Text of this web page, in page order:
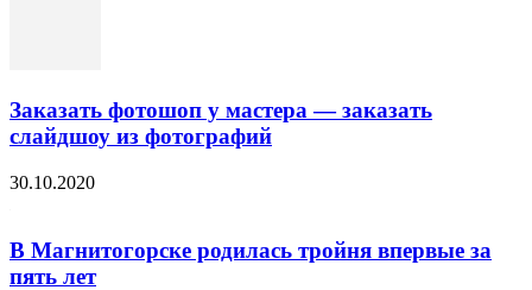
Заказать фотошоп у мастера — заказать
слайдшоу из фотографий
30.10.2020
В Магнитогорске родилась тройня впервые за
пять лет